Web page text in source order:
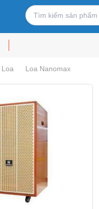
Loa Loa Nanomax